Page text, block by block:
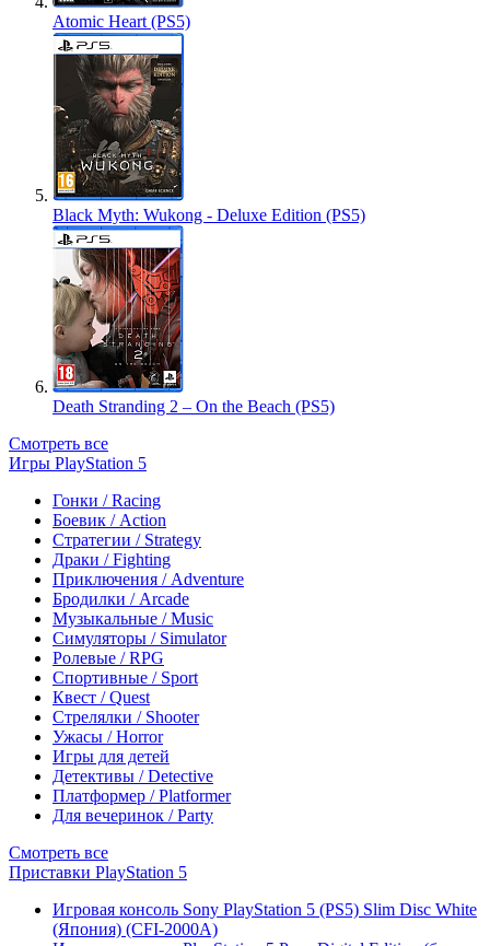
Atomic Heart (PS5)
Black Myth: Wukong - Deluxe Edition (PS5)
Death Stranding 2 – On the Beach (PS5)
Смотреть все
Игры PlayStation 5
Гонки / Racing
Боевик / Action
Стратегии / Strategy
Драки / Fighting
Приключения / Adventure
Бродилки / Arcade
Музыкальные / Music
Симуляторы / Simulator
Ролевые / RPG
Спортивные / Sport
Квест / Quest
Стрелялки / Shooter
Ужасы / Horror
Игры для детей
Детективы / Detective
Платформер / Platformer
Для вечеринок / Party
Смотреть все
Приставки PlayStation 5
Игровая консоль Sony PlayStation 5 (PS5) Slim Disc White
(Япония) (CFI-2000A)